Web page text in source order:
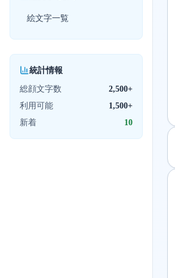
絵文字一覧
統計情報
総顔文字数
2,500+
利用可能
1,500+
新着
10